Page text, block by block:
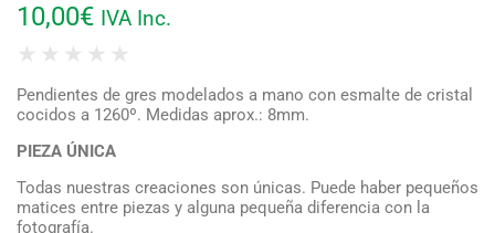
10,00€ IVA Inc.
★ ★ ★ ★ ★
Pendientes de gres modelados a mano con esmalte de cristal
cocidos a 1260º. Medidas aprox.: 8mm.
PIEZA ÚNICA
Todas nuestras creaciones son únicas. Puede haber pequeños
matices entre piezas y alguna pequeña diferencia con la
fotografía.